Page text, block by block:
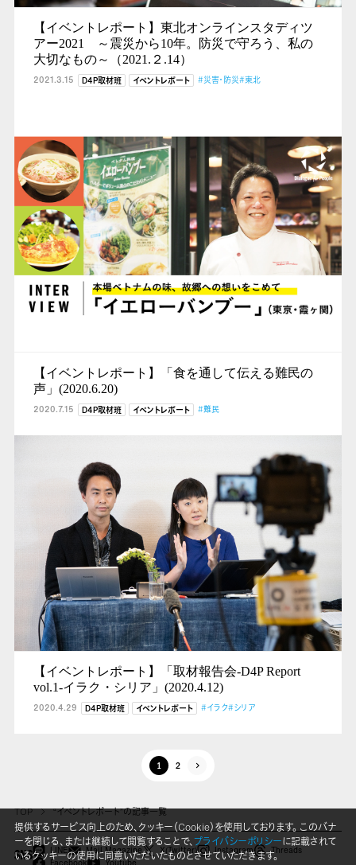
【イベントレポート】東北オンラインスタディツ
アー2021 ～震災から10年。防災で守ろう、私の
大切なもの～（2021.２.14）
2021.3.15 D4P取材班 イベントレポート #災害・防災#東北
【イベントレポート】「食を通して伝える難民の
声」(2020.6.20)
2020.7.15 D4P取材班 イベントレポート #難民
【イベントレポート】「取材報告会-D4P Report
vol.1-イラク・シリア」(2020.4.12)
2020.4.29 D4P取材班 イベントレポート #イラク#シリア
1 2
TOP “イベントレポート”の記事一覧
SNS LINE Mail Magazine X(Twitter) Instagram
Threads
提供するサービス向上のため、クッキー（Cookie）を使用しております。 このバナ
ーを閉じる、または継続して閲覧することで、プライバシーポリシーに記載されて
いるクッキーの使用に同意いただいたものとさせていただきます。